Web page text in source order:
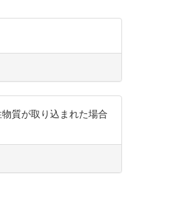
質が取り込まれた場合